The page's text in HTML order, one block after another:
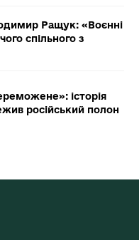
Ращук: «Воєнні
спільного з
історія
російський полон